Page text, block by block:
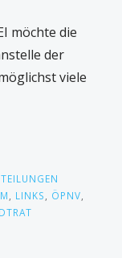
möchte die
der
viele
LINKS ÖPNV